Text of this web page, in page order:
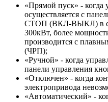
«Прямой пуск» - когда
осуществляется с
СТОП (ВКЛ-ВЫКЛ) в
300кВт, более
производится с
(ЧРП);
«Ручной» - когда
панели управления
«Отключен» - когда
электропривода
«Автоматический» -